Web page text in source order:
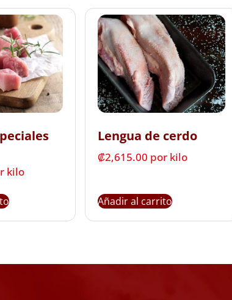
kilo
Lengua de cerdo
₡2,615.00 por kilo
Añadir al carrito